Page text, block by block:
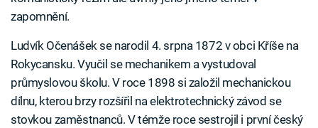
zapomnění.
Ludvík Očenášek se narodil 4. srpna 1872 v obci Kříše na
Rokycansku. Vyučil se mechanikem a vystudoval
průmyslovou školu. V roce 1898 si založil mechanickou
dílnu, kterou brzy rozšířil na elektrotechnický závod se
stovkou zaměstnanců. V témže roce sestrojil i první český